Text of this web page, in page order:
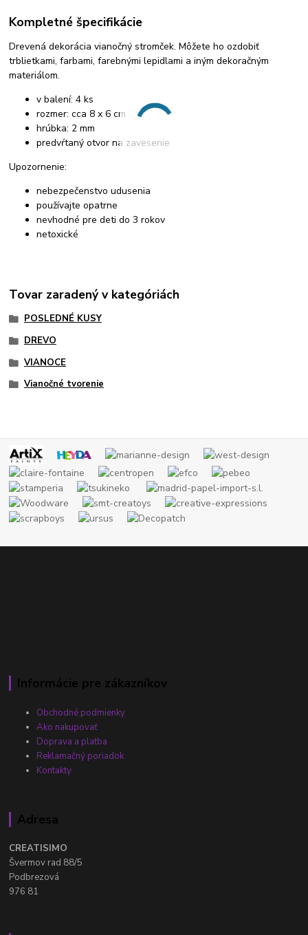
Kompletné špecifikácie
Drevená dekorácia vianočný stromček. Môžete ho ozdobiť
trblietkami, farbami, farebnými lepidlami a iným dekoračným
materiálom.
v balení: 4 ks
rozmer: cca 8 x 6 cm
hrúbka: 2 mm
predvŕtaný otvor na zavesenie
Upozornenie:
nebezpečenstvo udusenia
používajte opatrne
nevhodné pre deti do 3 rokov
netoxické
Tovar zaradený v kategóriách
POSLEDNÉ KUSY
DREVO
VIANOCE
Vianočné tvorenie
Informácie pre zákazníkov
Obchodné podmienky
Ako nakupovať
Doprava a platba
Reklamačný poriadok
Kontakty
Adresa
CREATISIMO
Švermov rad 88/5
Podbrezová
976 81